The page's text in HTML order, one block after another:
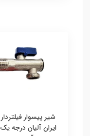
شیر پیسوار فیلتردار
ایران آلیان درجه یک